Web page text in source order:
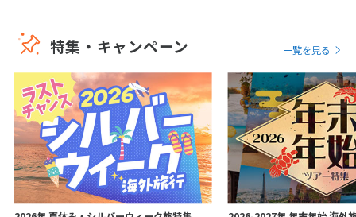
特集・キャンペーン 一覧を見る